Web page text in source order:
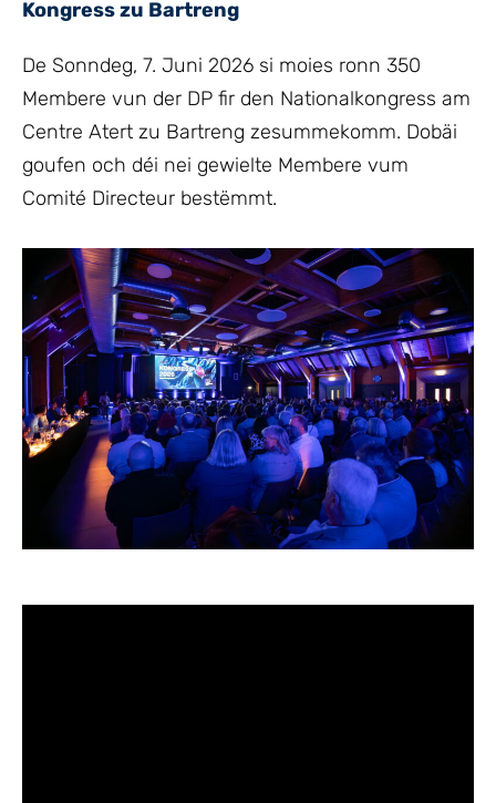
Kongress zu Bartreng
De Sonndeg, 7. Juni 2026 si moies ronn 350
Membere vun der DP fir den Nationalkongress am
Centre Atert zu Bartreng zesummekomm. Dobäi
goufen och déi nei gewielte Membere vum
Comité Directeur bestëmmt.